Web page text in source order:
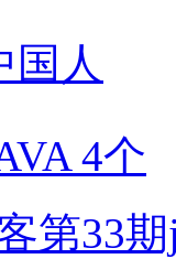
国人
4个
第33